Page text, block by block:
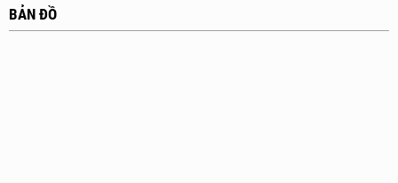
BẢN ĐỒ